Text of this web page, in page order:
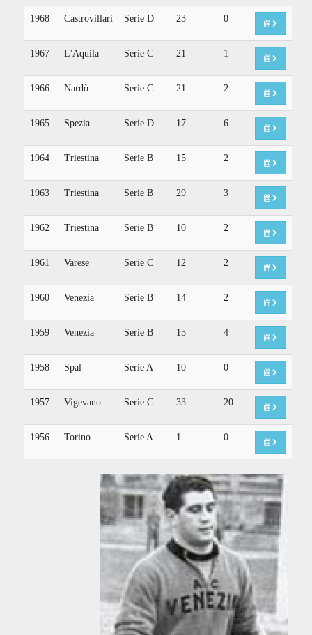
1968 Castrovillari Serie D 23 0
1967 L'Aquila Serie C 21 1
1966 Nardò Serie C 21 2
1965 Spezia Serie D 17 6
1964 Triestina Serie B 15 2
1963 Triestina Serie B 29 3
1962 Triestina Serie B 10 2
1961 Varese Serie C 12 2
1960 Venezia Serie B 14 2
1959 Venezia Serie B 15 4
1958 Spal Serie A 10 0
1957 Vigevano Serie C 33 20
1956 Torino Serie A 1 0